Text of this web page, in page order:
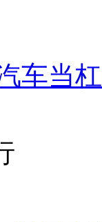
车当